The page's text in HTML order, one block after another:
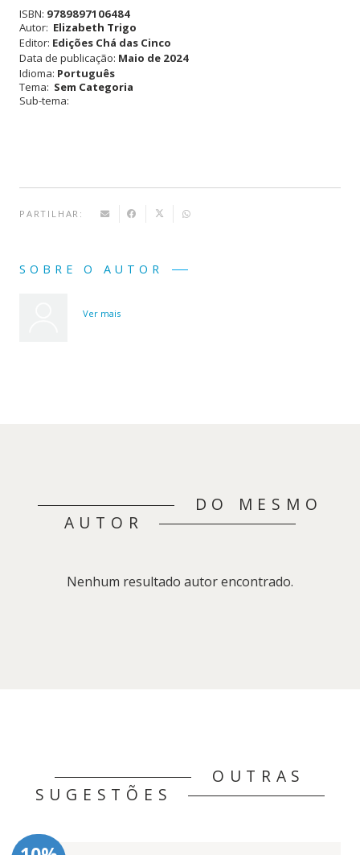
ISBN: 9789897106484
Autor: Elizabeth Trigo
Editor: Edições Chá das Cinco
Data de publicação: Maio de 2024
Idioma: Português
Tema: Sem Categoria
Sub-tema:
PARTILHAR:
SOBRE O AUTOR
Ver mais
DO MESMO
AUTOR
Nenhum resultado autor encontrado.
OUTRAS
SUGESTÕES